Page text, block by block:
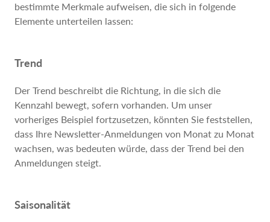
bestimmte Merkmale aufweisen, die sich in folgende
Elemente unterteilen lassen:
Trend
Der Trend beschreibt die Richtung, in die sich die
Kennzahl bewegt, sofern vorhanden. Um unser
vorheriges Beispiel fortzusetzen, könnten Sie feststellen,
dass Ihre Newsletter-Anmeldungen von Monat zu Monat
wachsen, was bedeuten würde, dass der Trend bei den
Anmeldungen steigt.
Saisonalität